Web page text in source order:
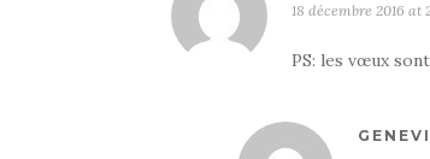
18 décembre 2016 at
PS: les vœux